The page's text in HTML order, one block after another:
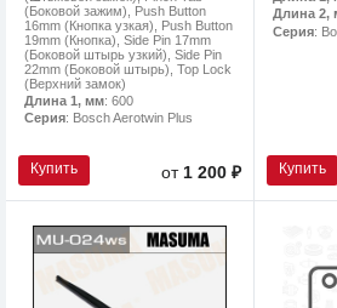
(Боковой зажим), Push Button
16mm (Кнопка узкая), Push Button
19mm (Кнопка), Side Pin 17mm
(Боковой штырь узкий), Side Pin
22mm (Боковой штырь), Top Lock
(Верхний замок)
Длина 1, мм: 600
Серия: Bosch Aerotwin Plus
Купить от 1 200 ₽
Длина 2,
Серия:
Купить